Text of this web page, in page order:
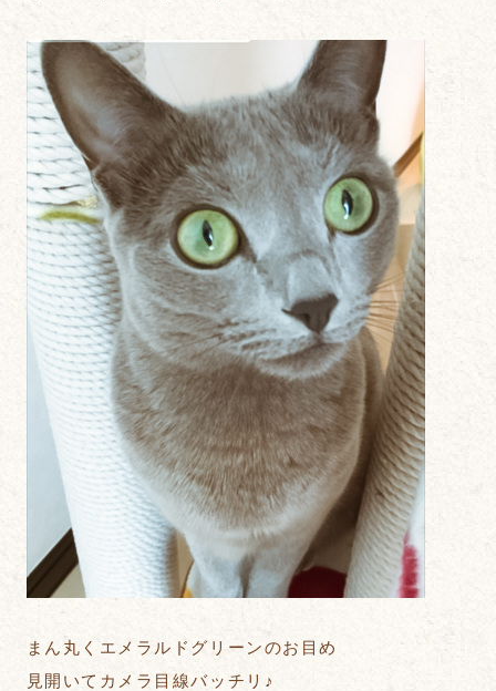
まん丸くエメラルドグリーンのお目め
見開いてカメラ目線バッチリ♪